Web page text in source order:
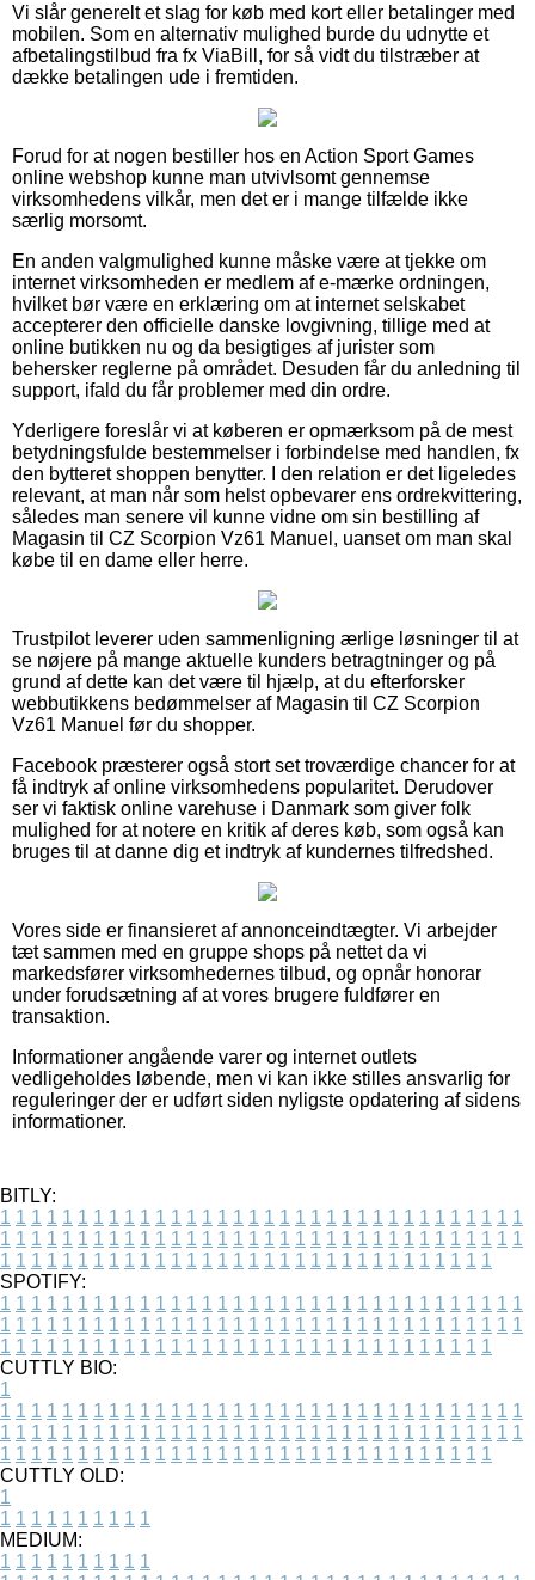
Vi slår generelt et slag for køb med kort eller betalinger med
mobilen. Som en alternativ mulighed burde du udnytte et
afbetalingstilbud fra fx ViaBill, for så vidt du tilstræber at
dække betalingen ude i fremtiden.
Forud for at nogen bestiller hos en Action Sport Games
online webshop kunne man utvivlsomt gennemse
virksomhedens vilkår, men det er i mange tilfælde ikke
særlig morsomt.
En anden valgmulighed kunne måske være at tjekke om
internet virksomheden er medlem af e-mærke ordningen,
hvilket bør være en erklæring om at internet selskabet
accepterer den officielle danske lovgivning, tillige med at
online butikken nu og da besigtiges af jurister som
behersker reglerne på området. Desuden får du anledning til
support, ifald du får problemer med din ordre.
Yderligere foreslår vi at køberen er opmærksom på de mest
betydningsfulde bestemmelser i forbindelse med handlen, fx
den bytteret shoppen benytter. I den relation er det ligeledes
relevant, at man når som helst opbevarer ens ordrekvittering,
således man senere vil kunne vidne om sin bestilling af
Magasin til CZ Scorpion Vz61 Manuel, uanset om man skal
købe til en dame eller herre.
Trustpilot leverer uden sammenligning ærlige løsninger til at
se nøjere på mange aktuelle kunders betragtninger og på
grund af dette kan det være til hjælp, at du efterforsker
webbutikkens bedømmelser af Magasin til CZ Scorpion
Vz61 Manuel før du shopper.
Facebook præsterer også stort set troværdige chancer for at
få indtryk af online virksomhedens popularitet. Derudover
ser vi faktisk online varehuse i Danmark som giver folk
mulighed for at notere en kritik af deres køb, som også kan
bruges til at danne dig et indtryk af kundernes tilfredshed.
Vores side er finansieret af annonceindtægter. Vi arbejder
tæt sammen med en gruppe shops på nettet da vi
markedsfører virksomhedernes tilbud, og opnår honorar
under forudsætning af at vores brugere fuldfører en
transaktion.
Informationer angående varer og internet outlets
vedligeholdes løbende, men vi kan ikke stilles ansvarlig for
reguleringer der er udført siden nyligste opdatering af sidens
informationer.
BITLY:
1 1 1 1 1 1 1 1 1 1 1 1 1 1 1 1 1 1 1 1 1 1 1 1 1 1 1 1 1 1 1 1 1 1
1 1 1 1 1 1 1 1 1 1 1 1 1 1 1 1 1 1 1 1 1 1 1 1 1 1 1 1 1 1 1 1 1 1
1 1 1 1 1 1 1 1 1 1 1 1 1 1 1 1 1 1 1 1 1 1 1 1 1 1 1 1 1 1 1 1
SPOTIFY:
1 1 1 1 1 1 1 1 1 1 1 1 1 1 1 1 1 1 1 1 1 1 1 1 1 1 1 1 1 1 1 1 1 1
1 1 1 1 1 1 1 1 1 1 1 1 1 1 1 1 1 1 1 1 1 1 1 1 1 1 1 1 1 1 1 1 1 1
1 1 1 1 1 1 1 1 1 1 1 1 1 1 1 1 1 1 1 1 1 1 1 1 1 1 1 1 1 1 1 1
CUTTLY BIO:
1
1 1 1 1 1 1 1 1 1 1 1 1 1 1 1 1 1 1 1 1 1 1 1 1 1 1 1 1 1 1 1 1 1 1
1 1 1 1 1 1 1 1 1 1 1 1 1 1 1 1 1 1 1 1 1 1 1 1 1 1 1 1 1 1 1 1 1 1
1 1 1 1 1 1 1 1 1 1 1 1 1 1 1 1 1 1 1 1 1 1 1 1 1 1 1 1 1 1 1 1
CUTTLY OLD:
1
1 1 1 1 1 1 1 1 1 1
MEDIUM:
1 1 1 1 1 1 1 1 1 1